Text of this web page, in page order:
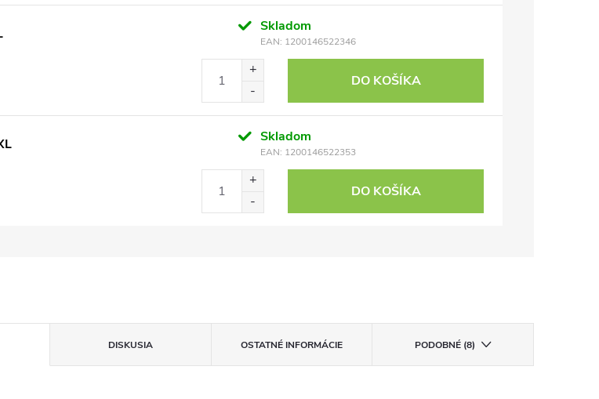
Skladom
EAN: 1200146522346
DO KOŠÍKA
Skladom
EAN: 1200146522353
DO KOŠÍKA
DISKUSIA OSTATNÉ INFORMÁCIE PODOBNÉ (8)